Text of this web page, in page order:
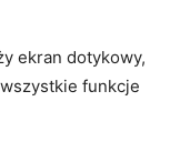
⁢ekran ​dotykowy,
‍funkcje